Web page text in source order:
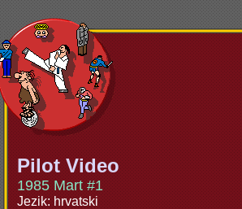
Pilot Video
1985 Mart #1
Jezik: hrvatski